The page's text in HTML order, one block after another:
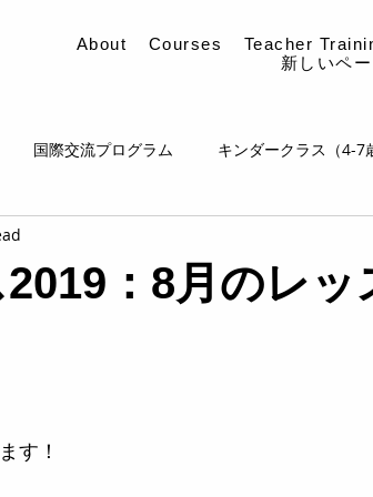
About Courses
Teacher
新しいペ
国際交流プログラム キンダークラス（4-7
：8月のレッ
す！